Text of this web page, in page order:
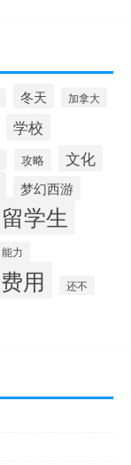
冬天 加拿大
学校
攻略 文化
梦幻西游
留学生
能力
费用 还不